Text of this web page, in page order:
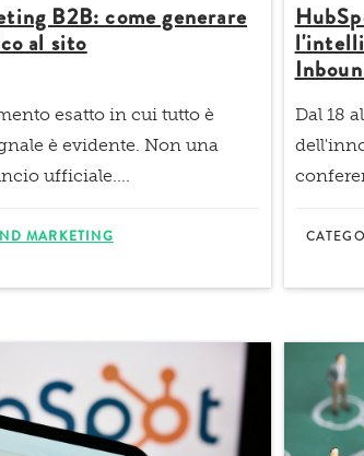
Acconsento a ricevere
B2B: come generare
al sito
esatto in cui tutto è
è evidente.Non una
ufficiale....
MARKETING
Dal 18